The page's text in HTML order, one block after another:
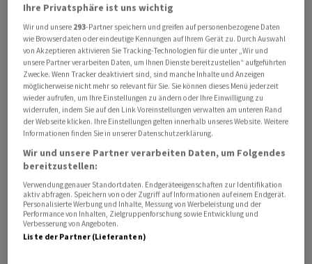
Der Konzern will nun in diesem Jahr die operative
Gewinnmarge auf 8 bis 9 Prozent steigern, nach 6,9
Prozent im Vorjahr. Zuvor hatte das Management eine
Marge von 6,5 bis 7,5 Prozent in Aussicht gestellt. Der
Erlös soll 2023 um 14 bis 15 Prozent zulegen, nachdem
hier zuvor ein Zuwachs von 10,5 bis 11,5 Prozent im Plan
stand.
Ihre Privatsphäre ist uns wichtig
Wir und unsere 293-Partner speichern und greifen auf personenbezogene Daten
wie Browserdaten oder eindeutige Kennungen auf Ihrem Gerät zu. Durch Auswahl
von Akzeptieren aktivieren Sie Tracking-Technologien für die unter „Wir und
unsere Partner verarbeiten Daten, um Ihnen Dienste bereitzustellen“ aufgeführten
Zwecke. Wenn Tracker deaktiviert sind, sind manche Inhalte und Anzeigen
möglicherweise nicht mehr so relevant für Sie. Sie können dieses Menü jederzeit
wieder aufrufen, um Ihre Einstellungen zu ändern oder Ihre Einwilligung zu
widerrufen, indem Sie auf den Link Voreinstellungen verwalten am unteren Rand
der Webseite klicken. Ihre Einstellungen gelten innerhalb unseres Website. Weitere
Informationen finden Sie in unserer Datenschutzerklärung.
Wir und unsere Partner verarbeiten Daten, um Folgendes
bereitzustellen:
Verwendung genauer Standortdaten. Endgeräteeigenschaften zur Identifikation
aktiv abfragen. Speichern von oder Zugriff auf Informationen auf einem Endgerät.
Personalisierte Werbung und Inhalte, Messung von Werbeleistung und der
Performance von Inhalten, Zielgruppenforschung sowie Entwicklung und
Verbesserung von Angeboten.
Liste der Partner (Lieferanten)